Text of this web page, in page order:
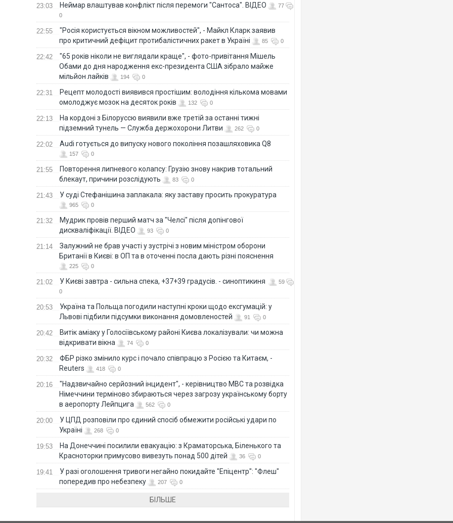
23:03 Неймар влаштував конфлікт після перемоги "Сантоса". ВІДЕО
77
0
22:55
"Росія користується вікном можливостей", - Майкл Кларк заявив
про критичний дефіцит протибалістичних ракет в Україні
85 0
22:42
"65 років ніколи не виглядали краще", - фото-привітання Мішель
Обами до дня народження екс-президента США зібрало майже
мільйон лайків
194 0
22:31
Рецепт молодості виявився простішим: володіння кількома мовами
омолоджує мозок на десяток років
132 0
22:13
На кордоні з Білоруссю виявили вже третій за останні тижні
підземний тунель — Служба держохорони Литви
262 0
22:02 Audi готується до випуску нового покоління позашляховика Q8
157 0
21:55
Повторення липневого колапсу: Грузію знову накрив тотальний
блекаут, причини розслідують
83 0
21:43 У суді Стефанішина заплакала: яку заставу просить прокуратура
965 0
21:32
Мудрик провів перший матч за "Челсі" після допінгової
дискваліфікації. ВІДЕО
93 0
21:14
Залужний не брав участі у зустрічі з новим міністром оборони
Британії в Києві: в ОП та в оточенні посла дають різні пояснення
225 0
21:02 У Києві завтра - сильна спека, +37+39 градусів. - синоптикиня
59
0
20:53
Україна та Польща погодили наступні кроки щодо ексгумацій: у
Львові підбили підсумки виконання домовленостей
91 0
20:42
Витік аміаку у Голосіївському районі Києва локалізували: чи можна
відкривати вікна
74 0
20:32
ФБР різко змінило курс і почало співпрацю з Росією та Китаєм, -
Reuters
418 0
20:16
"Надзвичайно серйозний інцидент", - керівництво МВС та розвідка
Німеччини терміново збираються через загрозу українському борту
в аеропорту Лейпцига
562 0
20:00
У ЦПД розповіли про єдиний спосіб обмежити російські удари по
Україні
268 0
19:53
На Донеччині посилили евакуацію: з Краматорська, Біленького та
Красноторки примусово вивезуть понад 500 дітей
36 0
19:41
У разі оголошення тривоги негайно покидайте "Епіцентр": "Флеш"
попередив про небезпеку
207 0
БІЛЬШЕ
Неймар влаштував конфлікт